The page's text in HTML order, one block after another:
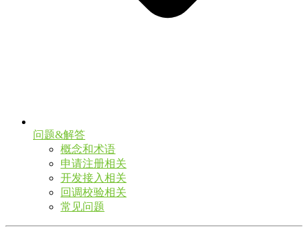
问题&解答
概念和术语
申请注册相关
开发接入相关
回调校验相关
常见问题